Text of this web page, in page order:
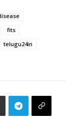
fits
telugu24in